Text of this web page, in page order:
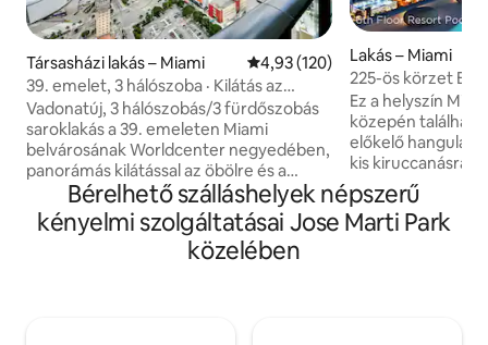
Társasházi lakás – Miami Átlagos értékelés: 5/4,93, 120
4,93 (120)
39. emelet, 3 hálószoba · Kilátás az
öbölre és a városra · 8 fő befogadására
alkalmas
Vadonatúj, 3 hálószobás/3 fürdőszobás
saroklakás a 39. emeleten Miami
belvárosának Worldcenter negyedében,
panorámás kilátással az öbölre és a
városra a 23 négyzetméteres erkélyről
és a padlótól a mennyezetig érő
ablakokon keresztül. 120 négyzetméter
három hálószobával – ideális
Lakás – Miami
225-ös körzet
Ez a helyszín
közepén
előkelő
kis kiruccanásra.
lakóhelyeket és
szolgáltatásokat,
pezsgőfürdőt, a
Bérelhető szálláshelyek népszerű
kényelmi szolgáltatásai Jose Marti Park
közelében